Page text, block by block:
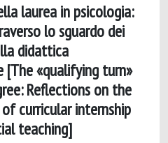
laurea in psicologia:
lo sguardo dei
didattica
«qualifying turn»
Reflections on the
curricular internship
teaching]